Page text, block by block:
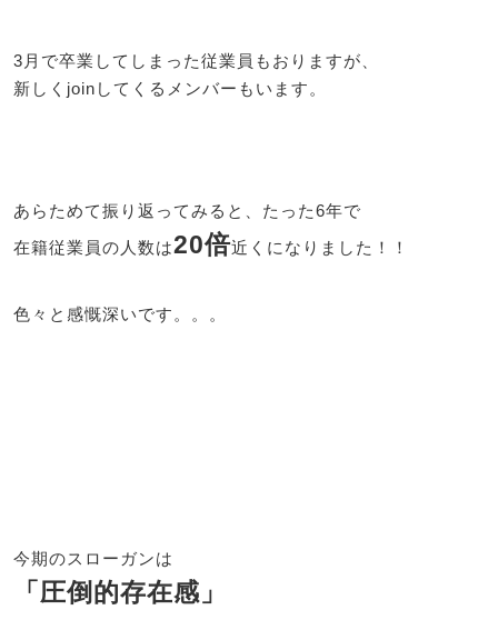
3月で卒業してしまった従業員もおりますが、
新しくjoinしてくるメンバーもいます。
あらためて振り返ってみると、たった6年で
在籍従業員の人数は20倍近くになりました！！
色々と感慨深いです。。。
今期のスローガンは
「圧倒的存在感」